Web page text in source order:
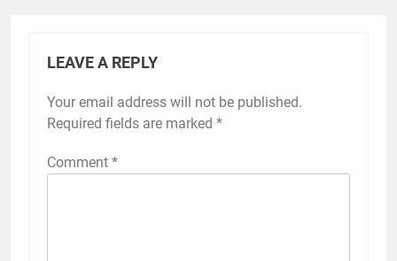
LEAVE A REPLY
Your email address will not be published.
Required fields are marked *
Comment *